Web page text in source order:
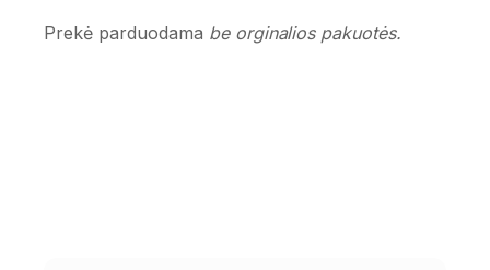
Prekė parduodama be orginalios pakuotės.